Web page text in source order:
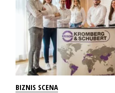
BIZNIS SCENA